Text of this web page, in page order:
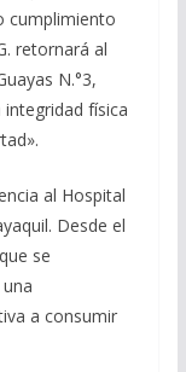
cumplimiento
retornará al
N.°3,
física
al Hospital
Desde el
se
a consumir